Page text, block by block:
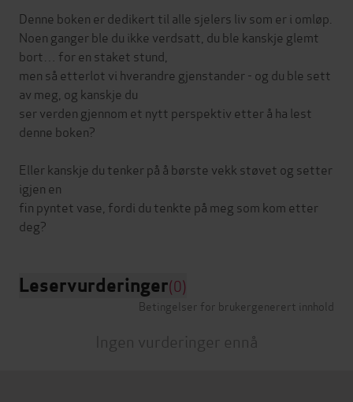
Denne boken er dedikert til alle sjelers liv som er i omløp.
Noen ganger ble du ikke verdsatt, du ble kanskje glemt
bort… for en staket stund,
men så etterlot vi hverandre gjenstander - og du ble sett
av meg, og kanskje du
ser verden gjennom et nytt perspektiv etter å ha lest
denne boken?
Eller kanskje du tenker på å børste vekk støvet og setter
igjen en
fin pyntet vase, fordi du tenkte på meg som kom etter
Leservurderinger(0)
Betingelser for brukergenerert innhold
Ingen vurderinger ennå